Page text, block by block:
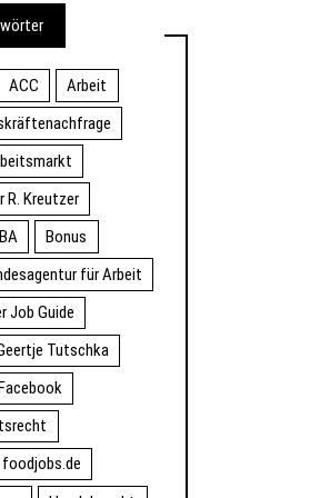
ACC
Arbeit
R. Kreutzer
BA
Bonus
für Arbeit
Job Guide
Tutschka
Facebook
foodjobs.de